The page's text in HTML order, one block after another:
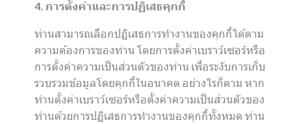
4. การตั้งค่าและการปฏิเสธคุกกี้
ท่านสามารถเลือกปฏิเสธการทำงานของคุกกี้ได้ตาม
ความต้องการของท่าน โดยการตั้งค่าเบราว์เซอร์หรือ
การตั้งค่าความเป็นส่วนตัวของท่าน เพื่อระงับการเก็บ
รวบรวมข้อมูลโดยคุกกี้ในอนาคต อย่างไรก็ตาม หาก
ท่านตั้งค่าเบราว์เซอร์หรือตั้งค่าความเป็นส่วนตัวของ
ท่านด้วยการปฏิเสธการทำงานของคุกกี้ทั้งหมด ท่าน